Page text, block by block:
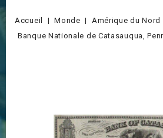
Accueil Monde Amérique du Nord
Banque Nationale de Catasauqua,